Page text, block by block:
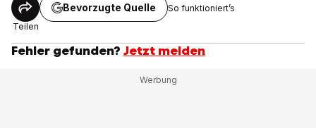
Teilen
Bevorzugte Quelle So funktioniert’s
Fehler gefunden? Jetzt melden